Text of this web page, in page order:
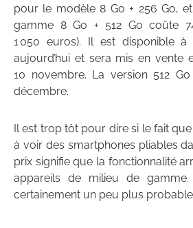
pour le modèle 8 Go + 256 Go,
gamme 8 Go + 512 Go coûte
1 050 euros). Il est disponible
aujourd’hui et sera mis en vente
10 novembre. La version 512
décembre.
Il est trop tôt pour dire si le fait
à voir des smartphones pliables
prix signifie que la fonctionnalité
appareils de milieu de
certainement un peu plus probable